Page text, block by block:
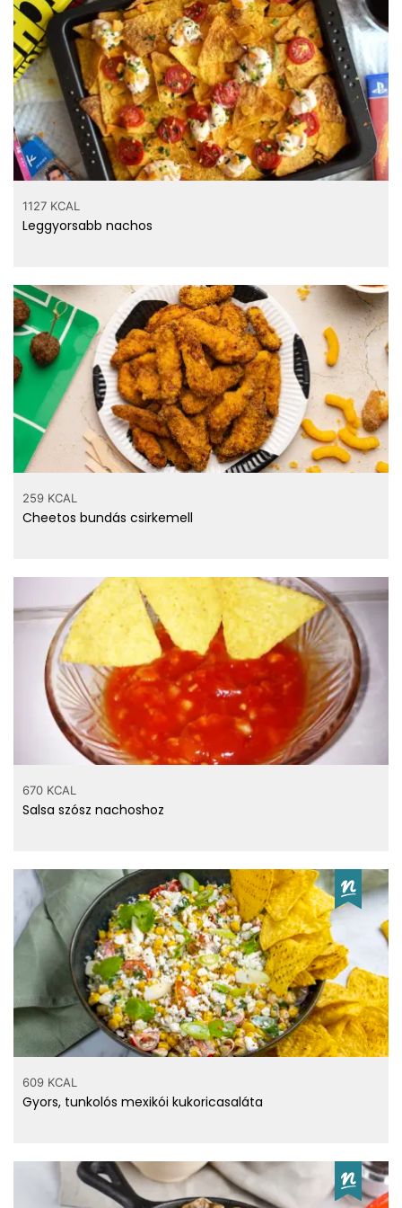
Alfa-karotin 56 µg
Béta-karotin 39 µg
Béta-kriptoxantin 57 µg
Lutein+zeaxantin 1198 µg
E vitamin 2.97 mg
K vitamin 0.6 µg
A vitamin
1127 KCAL
Leggyorsabb nachos
259 KCAL
Cheetos bundás csirkemell
670 KCAL
Salsa szósz nachoshoz
609 KCAL
Gyors, tunkolós mexikói kukoricasaláta